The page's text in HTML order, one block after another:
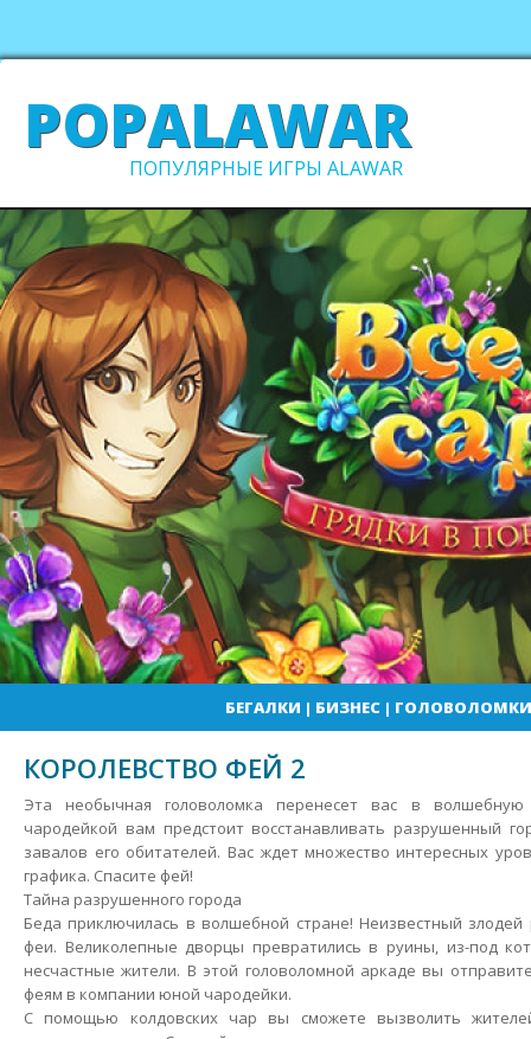
POPALAWAR
ПОПУЛЯРНЫЕ ИГРЫ ALAWAR
БЕГАЛКИ | БИЗНЕС| ГОЛОВОЛОМКИ
КОРОЛЕВСТВО ФЕЙ 2
Эта необычная головоломка перенесет вас в
чародейкой вам предстоит восстанавливать разрушенный
завалов его обитателей. Вас ждет множество интересных
графика. Спасите фей!
Тайна разрушенного города
Беда приключилась в волшебной стране! Неизвестный
феи. Великолепные дворцы превратились в руины, из-под
несчастные жители. В этой головоломной аркаде вы
феям в компании юной чародейки.
С помощью колдовских чар вы сможете вызволить